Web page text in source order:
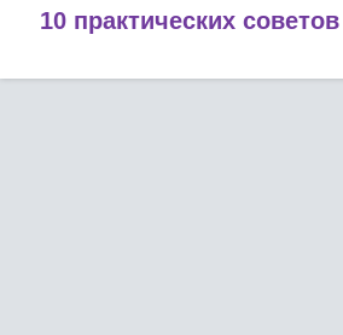
10 практических